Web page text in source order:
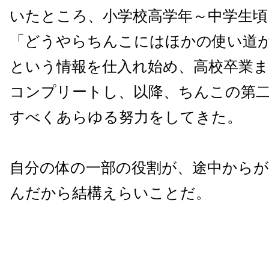
いたところ、小学校高学年～中学生
「どうやらちんこにはほかの使い道
という情報を仕入れ始め、高校卒業
コンプリートし、以降、ちんこの第
すべくあらゆる努力をしてきた。
自分の体の一部の役割が、途中から
んだから結構えらいことだ。